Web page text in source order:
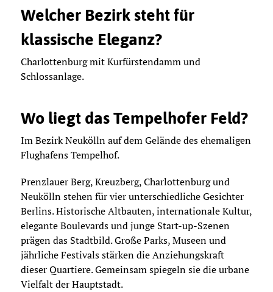
Welcher Bezirk steht für
klassische Eleganz?
Charlottenburg mit Kurfürstendamm und
Schlossanlage.
Wo liegt das Tempelhofer Feld?
Im Bezirk Neukölln auf dem Gelände des ehemaligen
Flughafens Tempelhof.
Prenzlauer Berg, Kreuzberg, Charlottenburg und
Neukölln stehen für vier unterschiedliche Gesichter
Berlins. Historische Altbauten, internationale Kultur,
elegante Boulevards und junge Start-up-Szenen
prägen das Stadtbild. Große Parks, Museen und
jährliche Festivals stärken die Anziehungskraft
dieser Quartiere. Gemeinsam spiegeln sie die urbane
Vielfalt der Hauptstadt.